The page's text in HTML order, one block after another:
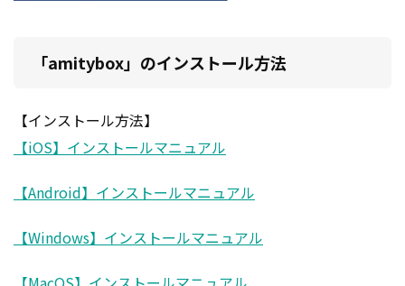
「amitybox」のインストール方法
【インストール方法】
【iOS】インストールマニュアル
【Android】インストールマニュアル
【Windows】インストールマニュアル